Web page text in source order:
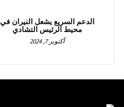
الدعم السريع يشعل النيران في
محيط الرئيس التشادي
أكتوبر 7, 2024